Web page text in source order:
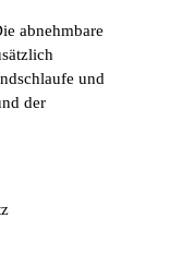
abnehmbare
und
der